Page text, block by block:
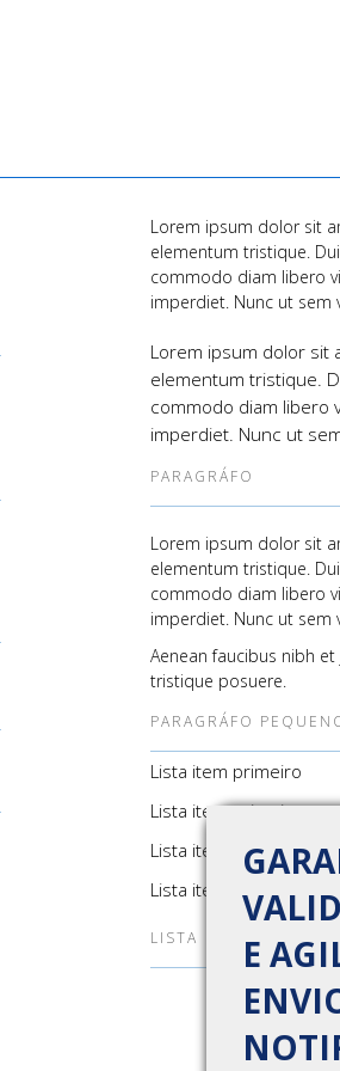
E
Lorem ipsum dolor sit
elementum tristique.
commodo diam libero
imperdiet. Nunc ut sem
Lorem ipsum dolor sit
elementum tristique.
commodo diam libero
imperdiet. Nunc ut
PARAGRÁFO
Lorem ipsum dolor sit
elementum tristique.
commodo diam libero
imperdiet. Nunc ut sem
Aenean faucibus nibh
tristique posuere.
PARAGRÁFO
Lista item primeiro
Lista item primeiro
Lista item primeiro
Lista item primeiro
LISTA